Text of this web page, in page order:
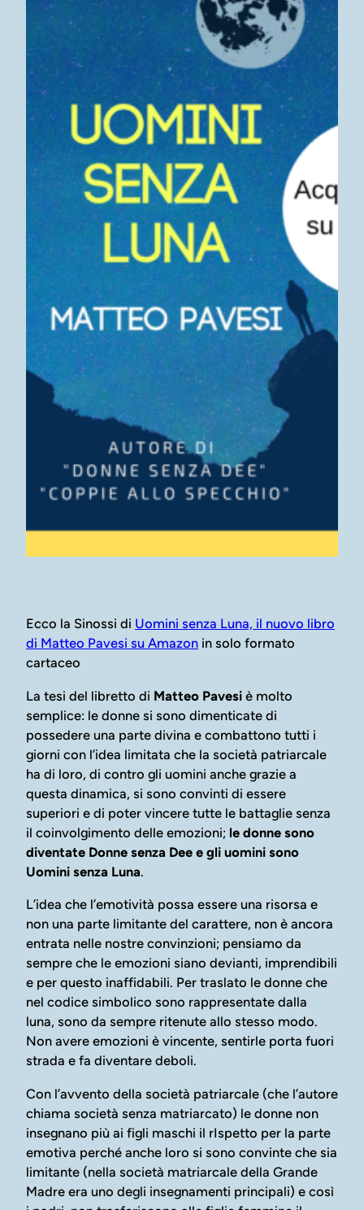
Ecco la Sinossi di Uomini senza Luna, il nuovo libro
di Matteo Pavesi su Amazon in solo formato
cartaceo
La tesi del libretto di Matteo Pavesi è molto
semplice: le donne si sono dimenticate di
possedere una parte divina e combattono tutti i
giorni con l’idea limitata che la società patriarcale
ha di loro, di contro gli uomini anche grazie a
questa dinamica, si sono convinti di essere
superiori e di poter vincere tutte le battaglie senza
il coinvolgimento delle emozioni; le donne sono
diventate Donne senza Dee e gli uomini sono
Uomini senza Luna.
L’idea che l’emotività possa essere una risorsa e
non una parte limitante del carattere, non è ancora
entrata nelle nostre convinzioni; pensiamo da
sempre che le emozioni siano devianti, imprendibili
e per questo inaffidabili. Per traslato le donne che
nel codice simbolico sono rappresentate dalla
luna, sono da sempre ritenute allo stesso modo.
Non avere emozioni è vincente, sentirle porta fuori
strada e fa diventare deboli.
Con l’avvento della società patriarcale (che l’autore
chiama società senza matriarcato) le donne non
insegnano più ai figli maschi il rIspetto per la parte
emotiva perché anche loro si sono convinte che sia
limitante (nella società matriarcale della Grande
Madre era uno degli insegnamenti principali) e così